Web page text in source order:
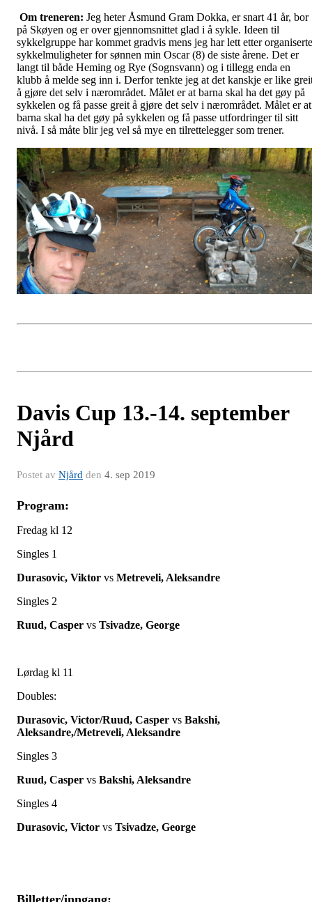
Om treneren: Jeg heter Åsmund Gram Dokka, er snart 41 år, bor
på Skøyen og er over gjennomsnittet glad i å sykle. Ideen til
sykkelgruppe har kommet gradvis mens jeg har lett etter organiserte
sykkelmuligheter for sønnen min Oscar (8) de siste årene. Det er
langt til både Heming og Rye (Sognsvann) og i tillegg enda en
klubb å melde seg inn i. Derfor tenkte jeg at det kanskje er like
å gjøre det selv i nærområdet. Målet er at barna skal ha det gøy på
sykkelen og få passe greit å gjøre det selv i nærområdet. Målet er at
barna skal ha det gøy på sykkelen og få passe utfordringer til sitt
nivå. I så måte blir jeg vel så mye en tilrettelegger som trener.
Davis Cup 13.-14. september
Njård
Postet av Njård den 4. sep 2019
Program:
Fredag kl 12
Singles 1
Durasovic, Viktor vs Metreveli, Aleksandre
Singles 2
Ruud, Casper vs Tsivadze, George
Lørdag kl 11
Doubles:
Durasovic, Victor/Ruud, Casper vs Bakshi,
Aleksandre,/Metreveli, Aleksandre
Singles 3
Ruud, Casper vs Bakshi, Aleksandre
Singles 4
Durasovic, Victor vs Tsivadze, George